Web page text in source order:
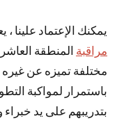
يمكنك الإعتماد علينا
مراقبة المنطقة
مختلفة تميزه عن غيره
باستمرار لمواكبة
بتدريبهم على يد